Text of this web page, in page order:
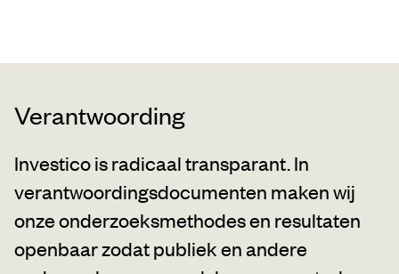
Verantwoording
Investico is radicaal transparant. In
verantwoordingsdocumenten maken wij
onze onderzoeksmethodes en resultaten
openbaar zodat publiek en andere